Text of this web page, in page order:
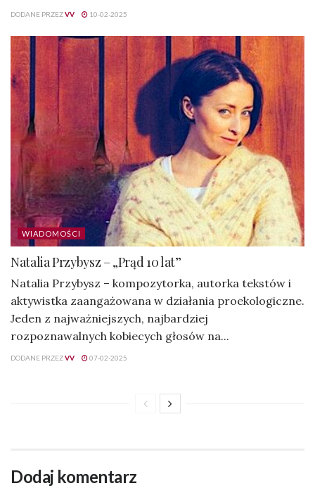
DODANE PRZEZVV 10-02-2025
WIADOMOŚCI
Natalia Przybysz – „Prąd 10 lat”
Natalia Przybysz – kompozytorka, autorka tekstów i
aktywistka zaangażowana w działania proekologiczne.
Jeden z najważniejszych, najbardziej
rozpoznawalnych kobiecych głosów na...
DODANE PRZEZVV 07-02-2025
Dodaj komentarz